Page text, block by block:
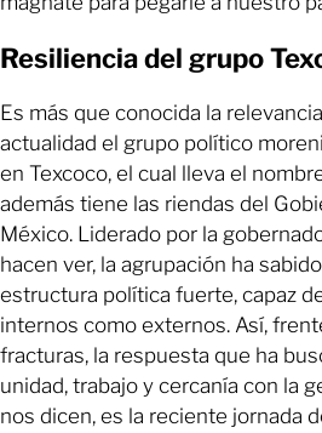
Resiliencia del grupo
Es más que conocida la
actualidad el grupo político
en Texcoco, el cual lleva el
además tiene las riendas del
México. Liderado por la
hacen ver, la agrupación ha
estructura política fuerte, capaz
internos como externos. Así,
fracturas, la respuesta que ha
unidad, trabajo y cercanía con la
nos dicen, es la reciente jornada